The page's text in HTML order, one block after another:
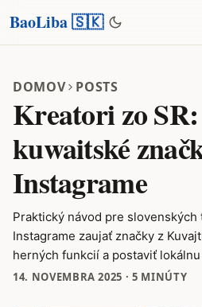
BaoLiba 🇸🇰
DOMOV POSTS
Kreatori zo
kuwaitské
Instagrame
Praktický návod pre slovenských
Instagrame zaujať značky z
herných funkcií a postaviť
14. NOVEMBRA 2025 ·5 MINÚTY